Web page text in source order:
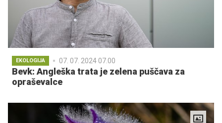
EKOLOGIJA 07. 07. 2024 07.00
Bevk: Angleška trata je zelena puščava za
opraševalce